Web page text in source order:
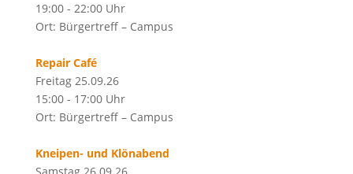
19:00 - 22:00 Uhr
Ort: Bürgertreff – Campus
Repair Café
Freitag 25.09.26
15:00 - 17:00 Uhr
Ort: Bürgertreff – Campus
Kneipen- und Klönabend